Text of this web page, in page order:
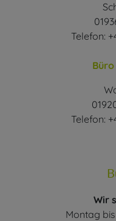
Telefon:
Telefon:
Wir
Montag